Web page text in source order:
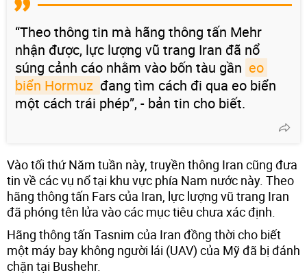
“Theo thông tin mà hãng thông tấn Mehr
nhận được, lực lượng vũ trang Iran đã nổ
súng cảnh cáo nhằm vào bốn tàu gần eo
biển Hormuz đang tìm cách đi qua eo biển
một cách trái phép”, - bản tin cho biết.
Vào tối thứ Năm tuần này, truyền thông Iran cũng đưa
tin về các vụ nổ tại khu vực phía Nam nước này. Theo
hãng thông tấn Fars của Iran, lực lượng vũ trang Iran
đã phóng tên lửa vào các mục tiêu chưa xác định.
Hãng thông tấn Tasnim của Iran đồng thời cho biết
một máy bay không người lái (UAV) của Mỹ đã bị đánh
chặn tại Bushehr.